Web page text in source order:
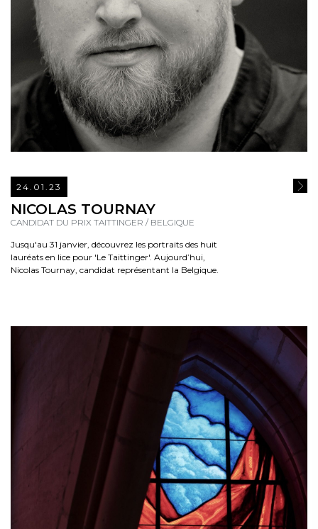
24.01.23
NICOLAS TOURNAY
CANDIDAT DU PRIX TAITTINGER / BELGIQUE
Jusqu'au 31 janvier, découvrez les portraits des huit
lauréats en lice pour 'Le Taittinger'. Aujourd’hui,
Nicolas Tournay, candidat représentant la Belgique.